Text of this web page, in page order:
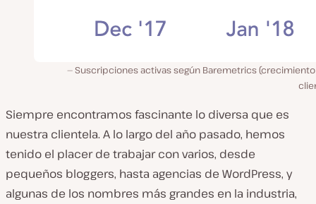
Suscripciones activas según Baremetrics
Siempre encontramos fascinante lo diversa que es
nuestra clientela. A lo largo del año pasado, hemos
tenido el placer de trabajar con varios, desde
pequeños bloggers, hasta agencias de WordPress, y
algunas de los nombres más grandes en la industria,